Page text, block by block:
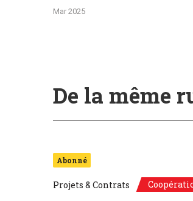
Mar 2025
De la même
Abonné
Projets & Contrats